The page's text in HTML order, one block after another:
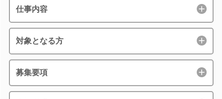
仕事内容
対象となる方
募集要項